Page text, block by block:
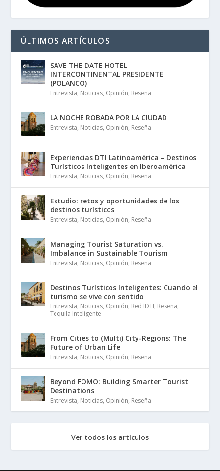
ÚLTIMOS ARTÍCULOS
SAVE THE DATE HOTEL
INTERCONTINENTAL PRESIDENTE
(POLANCO)
Entrevista, Noticias, Opinión, Reseña
LA NOCHE ROBADA POR LA CIUDAD
Entrevista, Noticias, Opinión, Reseña
Experiencias DTI Latinoamérica – Destinos
Turísticos Inteligentes en Iberoamérica
Entrevista, Noticias, Opinión, Reseña
Estudio: retos y oportunidades de los
destinos turísticos
Entrevista, Noticias, Opinión, Reseña
Managing Tourist Saturation vs.
Imbalance in Sustainable Tourism
Entrevista, Noticias, Opinión, Reseña
Destinos Turísticos Inteligentes: Cuando el
turismo se vive con sentido
Entrevista, Noticias, Opinión, Red IDTI, Reseña,
Tequila Inteligente
From Cities to (Multi) City-Regions: The
Future of Urban Life
Entrevista, Noticias, Opinión, Reseña
Beyond FOMO: Building Smarter Tourist
Destinations
Entrevista, Noticias, Opinión, Reseña
Ver todos los artículos